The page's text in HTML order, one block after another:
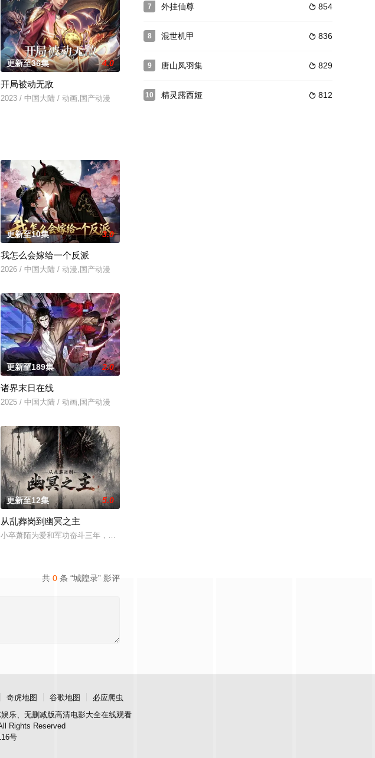
更新至36集 4.0
开局被动无敌
2023 / 中国大陆 / 动画,国产动漫
人类世界灾难骤起，风云
古岁月，经历无数时空的熬炼，岁月长河的洗礼，他化万古，
更新至10集 3.0
我怎么会嫁给一个反派
2026 / 中国大陆 / 动漫,国产动漫
成为人上人时，他却发现
更新至189集 2.0
诸界末日在线
2025 / 中国大陆 / 动画,国产动漫
火遗留世间。九千年后，门派废徒叶辰，被赶出宗门，无以为
脉，再现世间！醉卧美人膝，成就丹道至尊！
更新至12集 5.0
从乱葬岗到幽冥之主
小卒萧陌为爱和军功奋斗三年，却被恋人柳莺儿与将军之子赵昊联手背叛，残忍杀害后抛尸乱葬岗。濒死之际
共 0 条 “城隍录” 影评
7  854
外挂仙尊
8  836
混世机甲
9  829
唐山凤羽集
10  812
精灵露西娅
奇虎地图 谷歌地图
必应爬虫
乐、无删减版高清电影大全在线观看
Rights Reserved
号